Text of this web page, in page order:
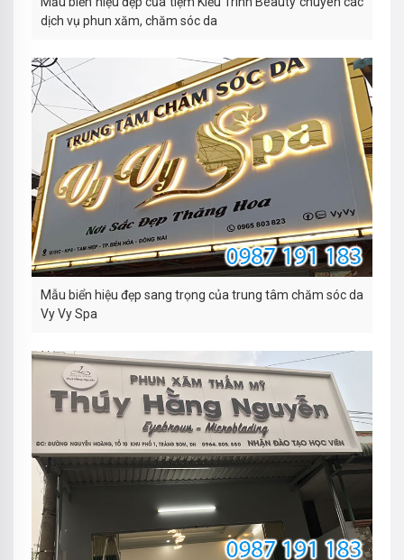
dịch vụ phun xăm, chăm sóc da
Mẫu biển hiệu đẹp sang trọng của trung tâm chăm sóc da
Vy Vy Spa